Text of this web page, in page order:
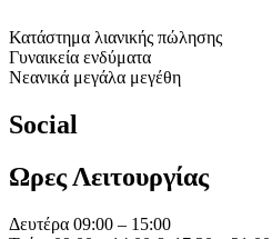
Κατάστημα λιανικής πώλησης
Γυναικεία ενδύματα
Νεανικά μεγάλα μεγέθη
Social
Ωρες Λειτουργίας
Δευτέρα 09:00 – 15:00